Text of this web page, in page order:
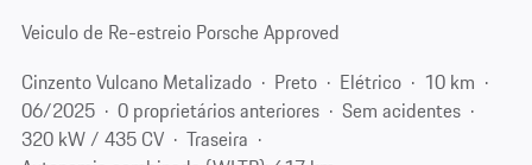
Veiculo de Re-estreio Porsche Approved
Cinzento Vulcano Metalizado
Preto Elétrico
10 km
06/2025
0 proprietários anteriores
Sem acidentes
320 kW / 435 CV
Traseira